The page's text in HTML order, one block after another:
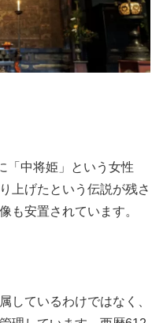
「中将姫」という女性
上げたという伝説が残さ
も安置されています。
しているわけではなく、